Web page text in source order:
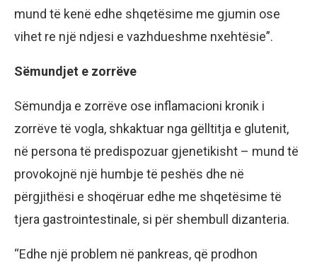
mund tё kenё edhe shqetёsime me gjumin ose
vihet re njё ndjesi e vazhdueshme nxehtёsie”.
Sёmundjet e zorrёve
Sёmundja e zorrёve ose inflamacioni kronik i
zorrёve tё vogla, shkaktuar nga gёlltitja e glutenit,
nё persona tё predispozuar gjenetikisht – mund tё
provokojnё njё humbje tё peshёs dhe nё
pёrgjithёsi e shoqёruar edhe me shqetёsime tё
tjera gastrointestinale, si pёr shembull dizanteria.
“Edhe njё problem nё pankreas, qё prodhon